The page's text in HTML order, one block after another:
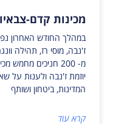
מכינות קדם-
במהלך החודש האחרון
ז'נבה, מוסי רז, תהילה
מ- 200 חניכים
יוזמת ז'נבה ולענות על
המדינות, ביטחון ושותף
קרא עוד